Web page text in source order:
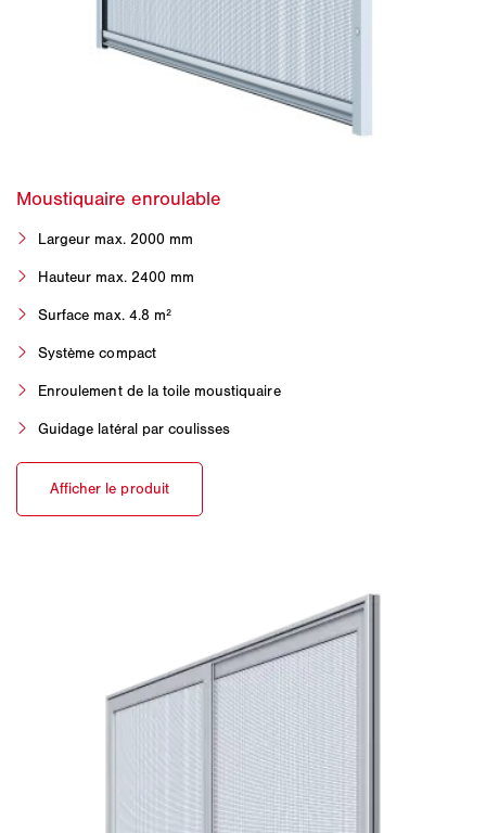
Largeur max. 2000 mm
Hauteur max. 2400 mm
Surface max. 4.8 m²
Système compact
Enroulement de la toile moustiquaire
Guidage latéral par coulisses